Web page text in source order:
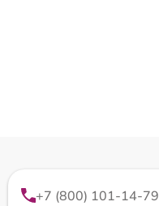
+7 (800) 101-14-79